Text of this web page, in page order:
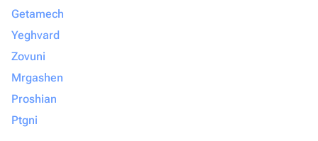
Getamech
Yeghvard
Zovuni
Mrgashen
Proshian
Ptgni